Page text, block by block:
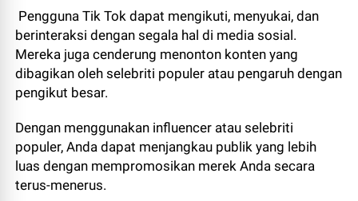
Pengguna Tik Tok dapat mengikuti, menyukai, dan
berinteraksi dengan segala hal di media sosial.
Mereka juga cenderung menonton konten yang
dibagikan oleh selebriti populer atau pengaruh dengan
pengikut besar.
Dengan menggunakan influencer atau selebriti
populer, Anda dapat menjangkau publik yang lebih
luas dengan mempromosikan merek Anda secara
terus-menerus.